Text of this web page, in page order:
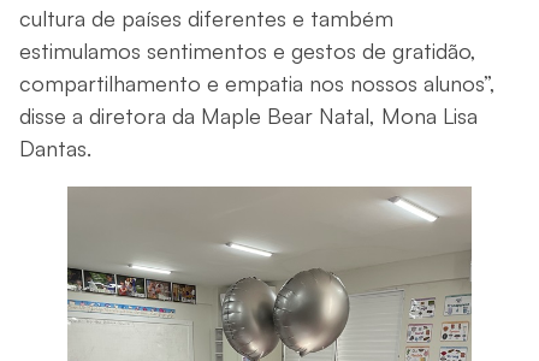
cultura de países diferentes e também
estimulamos sentimentos e gestos de gratidão,
compartilhamento e empatia nos nossos alunos”,
disse a diretora da Maple Bear Natal, Mona Lisa
Dantas.